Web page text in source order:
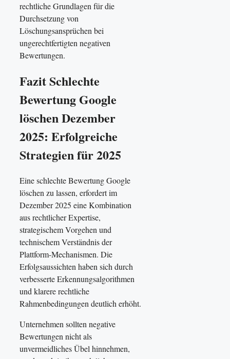
rechtliche Grundlagen für die
Durchsetzung von
Löschungsansprüchen bei
ungerechtfertigten negativen
Bewertungen.
Fazit Schlechte
Bewertung Google
löschen Dezember
2025: Erfolgreiche
Strategien für 2025
Eine schlechte Bewertung Google
löschen zu lassen, erfordert im
Dezember 2025 eine Kombination
aus rechtlicher Expertise,
strategischem Vorgehen und
technischem Verständnis der
Plattform-Mechanismen. Die
Erfolgsaussichten haben sich durch
verbesserte Erkennungsalgorithmen
und klarere rechtliche
Rahmenbedingungen deutlich erhöht.
Unternehmen sollten negative
Bewertungen nicht als
unvermeidliches Übel hinnehmen,